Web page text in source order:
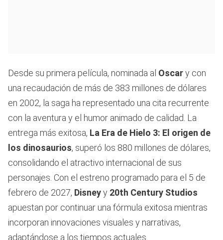
Desde su primera película, nominada al Oscary con
una recaudación de más de 383 millones de dólares
en 2002, la saga ha representado una cita recurrente
con la aventura y el humor animado de calidad. La
entrega más exitosa, La Era de Hielo 3: El origen de
los dinosaurios, superó los 880 millones de dólares,
consolidando el atractivo internacional de sus
personajes. Con el estreno programado para el 5 de
febrero de 2027, Disneyy 20th Century Studios
apuestan por continuar una fórmula exitosa mientras
incorporan innovaciones visuales y narrativas,
adaptándose a los tiempos actuales.